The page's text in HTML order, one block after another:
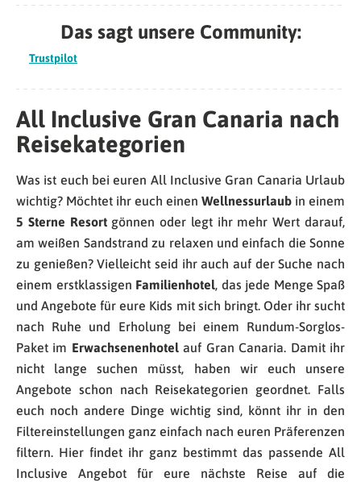
Das sagt unsere Community:
Trustpilot
All Inclusive Gran Canaria nach
Reisekategorien
Was ist euch bei euren All Inclusive Gran Canaria Urlaub
wichtig? Möchtet ihr euch einen Wellnessurlaub in einem
5 Sterne Resortgönnen oder legt ihr mehr Wert darauf,
am weißen Sandstrand zu relaxen und einfach die Sonne
zu genießen? Vielleicht seid ihr auch auf der Suche nach
einem erstklassigen Familienhotel, das jede Menge Spaß
und Angebote für eure Kids mit sich bringt. Oder ihr sucht
nach Ruhe und Erholung bei einem Rundum-Sorglos-
Paket im Erwachsenenhotelauf Gran Canaria. Damit ihr
nicht lange suchen müsst, haben wir euch unsere
Angebote schon nach Reisekategorien geordnet. Falls
euch noch andere Dinge wichtig sind, könnt ihr in den
Filtereinstellungen ganz einfach nach euren Präferenzen
filtern. Hier findet ihr ganz bestimmt das passende All
Inclusive Angebot für eure nächste Reise auf die